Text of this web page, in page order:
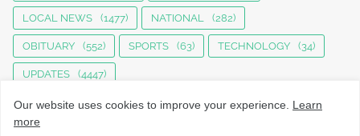
LOCAL NEWS (1477) NATIONAL (282)
OBITUARY (552) SPORTS (63) TECHNOLOGY (34)
UPDATES (4447)
Our website uses cookies to improve your experience. Learn
more